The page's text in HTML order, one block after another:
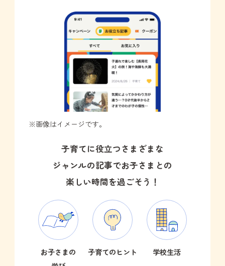
※画像はイメージです。
子育てに役立つさまざまな
ジャンルの記事でお子さまとの
楽しい時間を過ごそう！
お子さまの
子育てのヒント 学校生活